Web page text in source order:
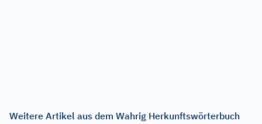
Weitere Artikel aus dem Wahrig Herkunftswörterbuch